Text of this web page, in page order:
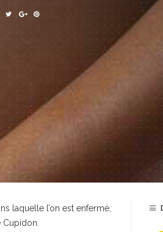
laquelle l’on est enfermé,